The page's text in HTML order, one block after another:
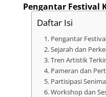
Pengantar Festival
Daftar Isi
Pengantar
Sejarah dan
Tren Artistik
Pameran dan
Partisipasi
Workshop dan